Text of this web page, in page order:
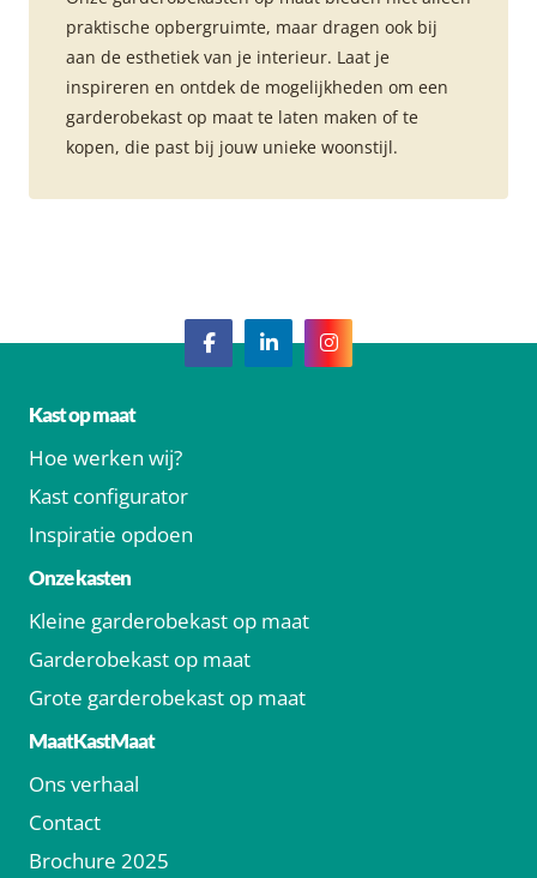
praktische opbergruimte, maar dragen ook bij
aan de esthetiek van je interieur. Laat je
inspireren en ontdek de mogelijkheden om een
garderobekast op maat te laten maken of te
kopen, die past bij jouw unieke woonstijl.
Kast op maat
Hoe werken wij?
Kast configurator
Inspiratie opdoen
Onze kasten
Kleine garderobekast op maat
Garderobekast op maat
Grote garderobekast op maat
MaatKastMaat
Ons verhaal
Contact
Brochure 2025